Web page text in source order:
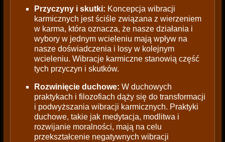
Przyczyny i skutki: Koncepcja wibracji
karmicznych jest ściśle związana z wierzeniem
w karma, która oznacza, że nasze działania i
wybory w jednym wcieleniu mają wpływ na
nasze doświadczenia i losy w kolejnym
wcieleniu. Wibracje karmiczne stanowią część
tych przyczyn i skutków.
Rozwinięcie duchowe: W duchowych
praktykach i filozofiach dąży się do transformacji
i podwyższania wibracji karmicznych. Praktyki
duchowe, takie jak medytacja, modlitwa i
rozwijanie moralności, mają na celu
przekształcenie negatywnych wibracji